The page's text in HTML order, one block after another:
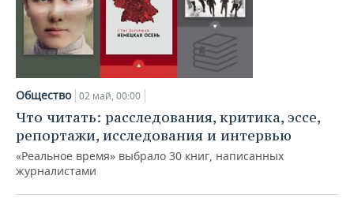
Общество 02 май, 00:00
Что читать: расследования, критика, эссе,
репортажи, исследования и интервью
«Реальное время» выбрало 30 книг, написанных
журналистами